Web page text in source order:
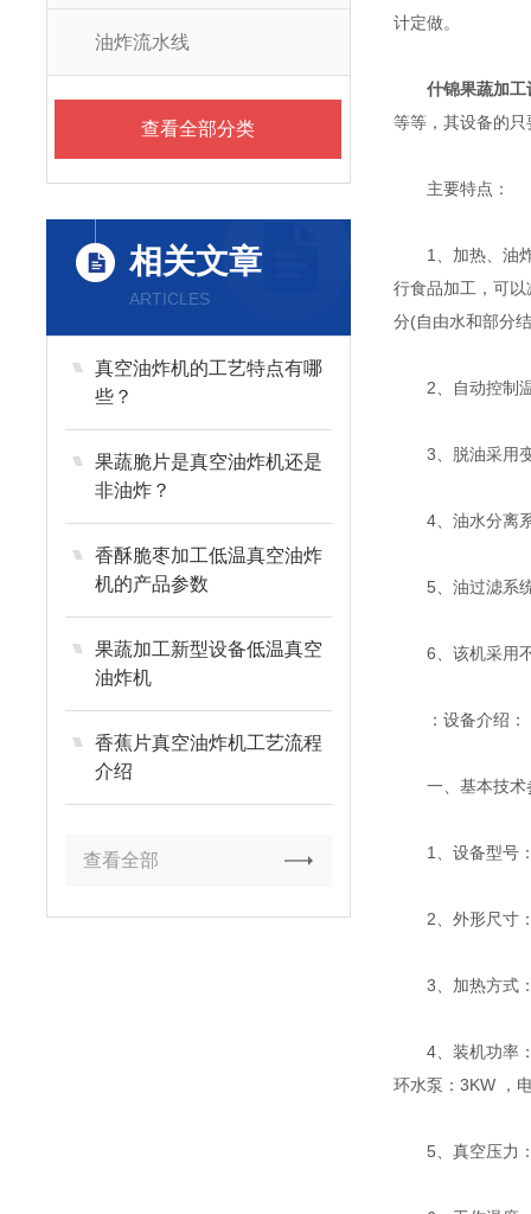
油炸流水线
查看全部分类
相关文章
ARTICLES
真空油炸机的工艺特点有哪
些？
果蔬脆片是真空油炸机还是
非油炸？
香酥脆枣加工低温真空油炸
机的产品参数
果蔬加工新型设备低温真空
油炸机
香蕉片真空油炸机工艺流程
介绍
查看全部
计定做。
什锦果蔬加
等等，其设备的
主要特点：
1、加热、油炸
行食品加工，可
分(自由水和部分
2、自动控制温
3、脱油采用变
4、油水分离系
5、油过滤系统:
6、该机采用不
：设备介绍：
一、基本技术
1、设备型号
2、外形尺寸：
3、加热方式
4、装机功率：
环水泵：3KW ，
5、真空压力：